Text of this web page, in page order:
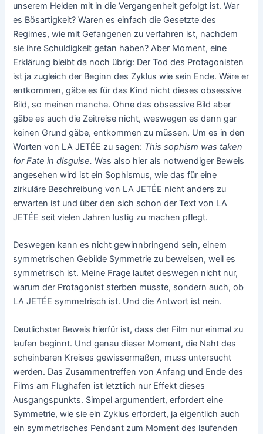
unserem Helden mit in die Vergangenheit gefolgt ist. War
es Bösartigkeit? Waren es einfach die Gesetzte des
Regimes, wie mit Gefangenen zu verfahren ist, nachdem
sie ihre Schuldigkeit getan haben? Aber Moment, eine
Erklärung bleibt da noch übrig: Der Tod des Protagonisten
ist ja zugleich der Beginn des Zyklus wie sein Ende. Wäre er
entkommen, gäbe es für das Kind nicht dieses obsessive
Bild, so meinen manche. Ohne das obsessive Bild aber
gäbe es auch die Zeitreise nicht, weswegen es dann gar
keinen Grund gäbe, entkommen zu müssen. Um es in den
Worten von LA JETÉE zu sagen: This sophism was taken
for Fate in disguise.Was also hier als notwendiger Beweis
angesehen wird ist ein Sophismus, wie das für eine
zirkuläre Beschreibung von LA JETÉE nicht anders zu
erwarten ist und über den sich schon der Text von LA
JETÉE seit vielen Jahren lustig zu machen pflegt.
Deswegen kann es nicht gewinnbringend sein, einem
symmetrischen Gebilde Symmetrie zu beweisen, weil es
symmetrisch ist. Meine Frage lautet deswegen nicht nur,
warum der Protagonist sterben musste, sondern auch, ob
LA JETÉE symmetrisch ist. Und die Antwort ist nein.
Deutlichster Beweis hierfür ist, dass der Film nur einmal zu
laufen beginnt. Und genau dieser Moment, die Naht des
scheinbaren Kreises gewissermaßen, muss untersucht
werden. Das Zusammentreffen von Anfang und Ende des
Films am Flughafen ist letztlich nur Effekt dieses
Ausgangspunkts. Simpel argumentiert, erfordert eine
Symmetrie, wie sie ein Zyklus erfordert, ja eigentlich auch
ein symmetrisches Pendant zum Moment des laufenden